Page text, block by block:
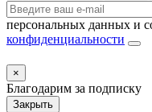
персональных данных и
конфиденциальности
×
Благодарим за подписку
Закрыть